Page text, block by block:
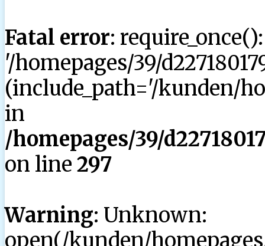
Fatal error:
'/homepages/39/
(include_path='/kunden/
in
/homepages/39/
on line 297
Warning: Unknown:
open(/kunden/